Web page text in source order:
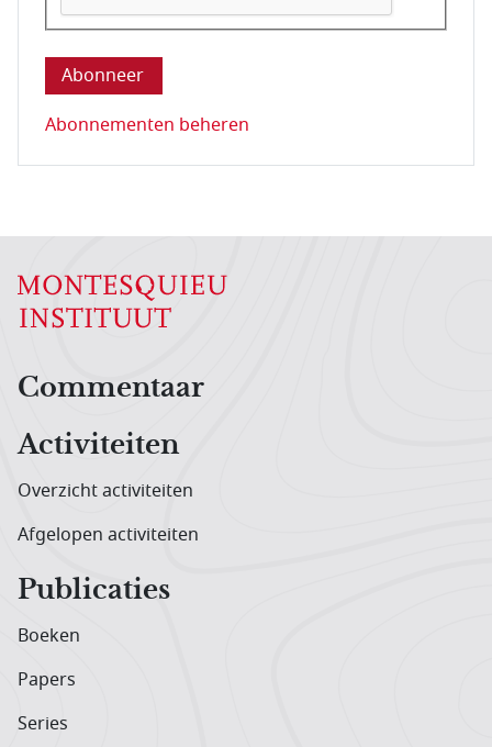
Deze vraag is om te controleren dat u een mens
Abonnementen beheren
Hoofdnavigatiemenu
Commentaar
Activiteiten
Overzicht activiteiten
Afgelopen activiteiten
Publicaties
Boeken
Papers
Series